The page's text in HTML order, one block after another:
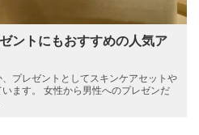
ントにもおすすめの人気ア
プレゼントとしてスキンケアセットや
ます。 女性から男性へのプレゼンだ